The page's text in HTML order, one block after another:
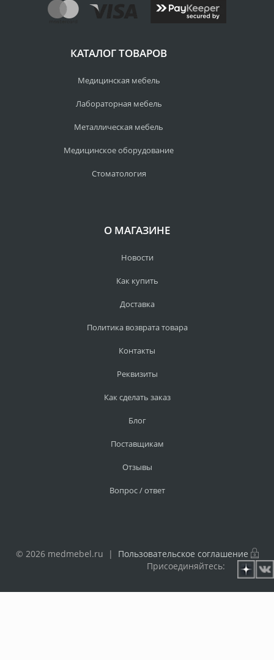
КАТАЛОГ ТОВАРОВ
Медицинская мебель
Лабораторная мебель
Металлическая мебель
Медицинское оборудование
Стоматология
О МАГАЗИНЕ
Новости
Как купить
Доставка
Политика возврата товара
Контакты
Реквизиты
Как сделать заказ
Блог
Поставщикам
Отзывы
Вопрос / ответ
© 2026 medmebel.ru | Пользовательское соглашение
Присоединяйтесь: